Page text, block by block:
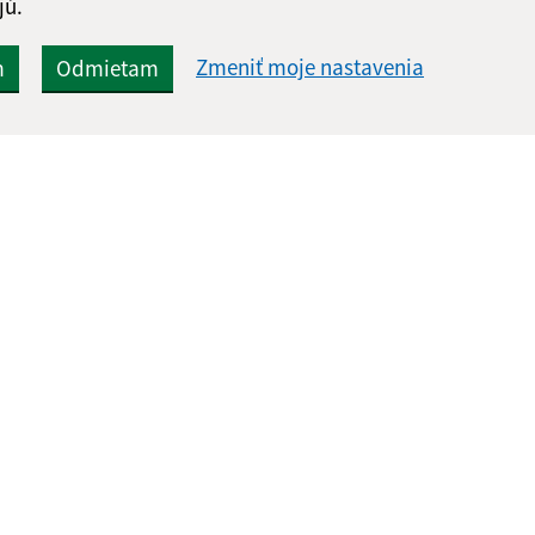
Odmietam Zmeniť moje nastavenia